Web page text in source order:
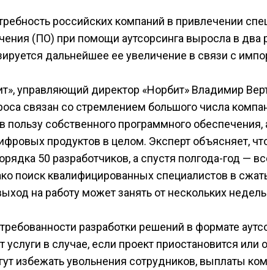
российских компаний в привлечении
(ПО) при помощи аутсорсинга выросла в два
дальнейшее ее увеличение в связи с
управляющий директор «Норбит» Владимир
связан со стремлением большого числа
собственного программного обеспечения,
продуктов в целом. Эксперт объясняет,
50 разработчиков, а спустя полгода-год —
поиск квалифицированных специалистов в
на работу может занять от нескольких
разработки решений в формате
услуги в случае, если проект приостановится
избежать увольнения сотрудников, выплаты